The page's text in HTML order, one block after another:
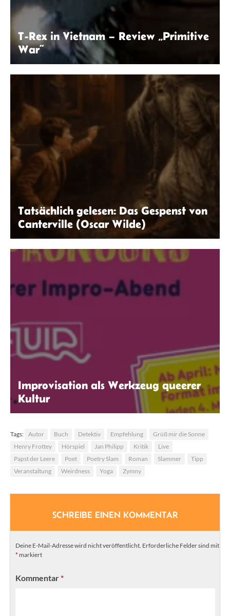
T-Rex in Vietnam – Review „Primitive
War“
Tatsächlich gelesen: Das Gespenst von
Canterville (Oscar Wilde)
Improvisation als Werkzeug queerer
Kultur
Tags: Autor Buch Detektiv Empfehlung
Grüß mir die Sonne
Henry Frottey
Hörspiel Jan Philipp Kritik
Live
Papst der Leere
Poet Poetry Slam Roman Slammer
Tipp
Veranstaltung
Weirdness Yoga Zymny
SCHREIBE EINEN KOMMENTAR
Deine E-Mail-Adresse wird nicht veröffentlicht. Erforderliche Felder sind mit
* markiert
Kommentar*